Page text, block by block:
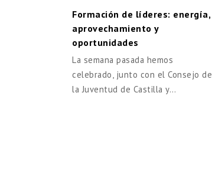
Formación de líderes: energía,
aprovechamiento y
oportunidades
La semana pasada hemos
celebrado, junto con el Consejo de
la Juventud de Castilla y…